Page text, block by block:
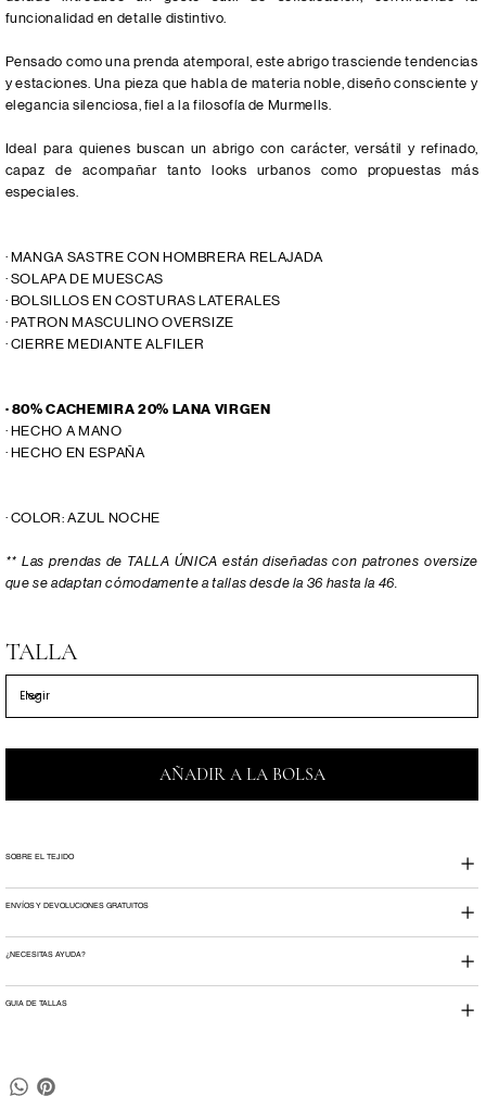
funcionalidad en detalle distintivo.
Pensado como una prenda atemporal, este abrigo trasciende tendencias
y estaciones. Una pieza que habla de materia noble, diseño consciente y
elegancia silenciosa, fiel a la filosofía de Murmells.
Ideal para quienes buscan un abrigo con carácter, versátil y refinado,
capaz de acompañar tanto looks urbanos como propuestas más
especiales.
· MANGA SASTRE CON HOMBRERA RELAJADA
· SOLAPA DE MUESCAS
· BOLSILLOS EN COSTURAS LATERALES
· PATRON MASCULINO OVERSIZE
· CIERRE MEDIANTE ALFILER
· 80% CACHEMIRA 20% LANA VIRGEN
· HECHO A MANO
· HECHO EN ESPAÑA
· COLOR: AZUL NOCHE
** Las prendas de TALLA ÚNICA están diseñadas con patrones oversize
que se adaptan cómodamente a tallas desde la 36 hasta la 46.
TALLA
AÑADIR A LA BOLSA
SOBRE EL TEJIDO
ENVÍOS Y DEVOLUCIONES GRATUITOS
¿NECESITAS AYUDA?
GUIA DE TALLAS